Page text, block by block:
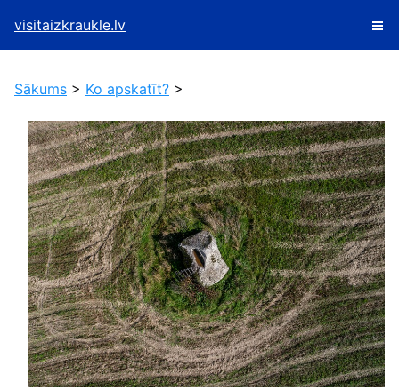
visitaizkraukle.lv
Sākums > Ko apskatīt? >